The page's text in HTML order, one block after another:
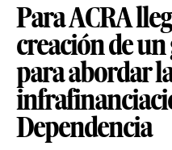
Para ACRA
creación de
para abordar
Dependencia